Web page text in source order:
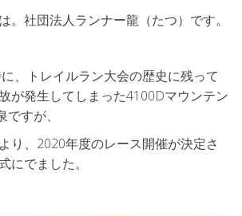
。社団法人ランナー龍（たつ）です。
、トレイルラン大会の歴史に残って
が発生してしまった4100Dマウンテン
すが、
り、2020年度のレース開催が決定さ
にでました。